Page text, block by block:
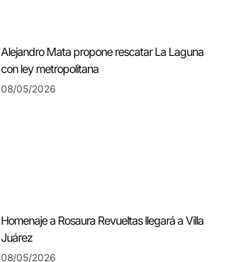
Alejandro Mata propone rescatar La Laguna
con ley metropolitana
08/05/2026
Homenaje a Rosaura Revueltas llegará a Villa
Juárez
08/05/2026